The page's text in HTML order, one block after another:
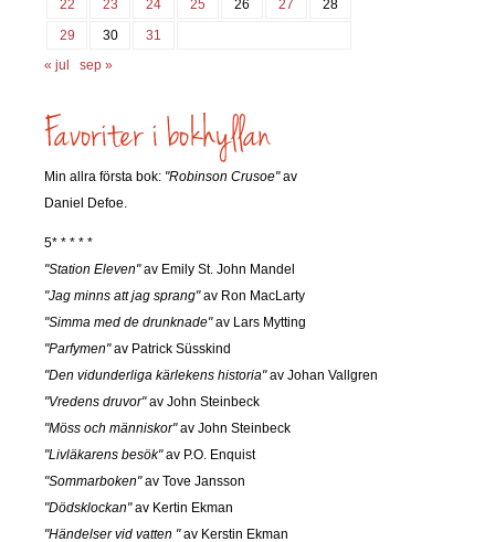
22
23 24 25 26 27
28
29
30
31
« jul
sep »
Min allra första bok: "Robinson Crusoe"av
Daniel Defoe.
5* * * * *
"Station Eleven"av Emily St. John Mandel
"Jag minns att jag sprang"av Ron MacLarty
"Simma med de drunknade"av Lars Mytting
"Parfymen"av Patrick Süsskind
"Den vidunderliga kärlekens historia"av Johan Vallgren
"Vredens druvor"av John Steinbeck
"Möss och människor"av John Steinbeck
"Livläkarens besök"av P.O. Enquist
"Sommarboken"av Tove Jansson
"Dödsklockan"av Kertin Ekman
"Händelser vid vatten "av Kerstin Ekman